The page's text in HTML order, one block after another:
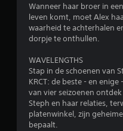
Wanneer haar broer in
leven komt, moet Alex
waarheid te achterhalen
dorpje te onthullen.
WAVELENGTHS
Stap in de schoenen van
KRCT: de beste - en
van vier seizoenen
Steph en haar relaties,
platenwinkel, zijn
bepaalt.